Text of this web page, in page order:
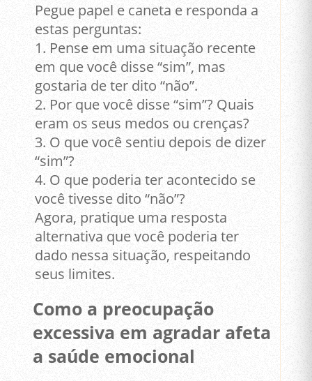
Pegue papel e caneta e responda a
estas perguntas:
1. Pense em uma situação recente
em que você disse “sim”, mas
gostaria de ter dito “não”.
2. Por que você disse “sim”? Quais
eram os seus medos ou crenças?
3. O que você sentiu depois de dizer
“sim”?
4. O que poderia ter acontecido se
você tivesse dito “não”?
Agora, pratique uma resposta
alternativa que você poderia ter
dado nessa situação, respeitando
seus limites.
Como a preocupação
excessiva em agradar afeta
a saúde emocional